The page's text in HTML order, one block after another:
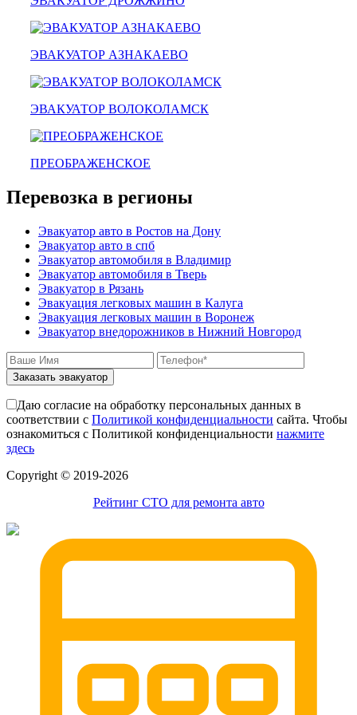
мотоэвакуатор
зарайск
лесной городок
рублевское шоссе
красноармейск
выхино
эвакуатор прицепов
ЭВАКУАТОР АЗНАКАЕВО
ЭВАКУАТОР ВОЛОКОЛАМСК
ПРЕОБРАЖЕНСКОЕ
Перевозка в регионы
Эвакуатор авто в Ростов на Дону
Эвакуатор авто в спб
Эвакуатор автомобиля в Владимир
Эвакуатор автомобиля в Тверь
Эвакуатор в Рязань
Эвакуация легковых машин в Калуга
Эвакуация легковых машин в Воронеж
Эвакуатор внедорожников в Нижний Новгород
Заказать эвакуатор
Даю согласие на обработку персональных данных в
соответствии с Политикой конфиденциальности сайта. Чтобы
ознакомиться с Политикой конфиденциальности нажмите
здесь
Сopyright © 2019-2026
Рейтинг СТО для ремонта авто